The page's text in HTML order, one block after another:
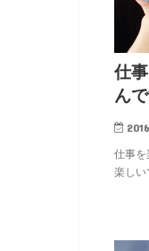
仕
ん
仕事を
楽しい